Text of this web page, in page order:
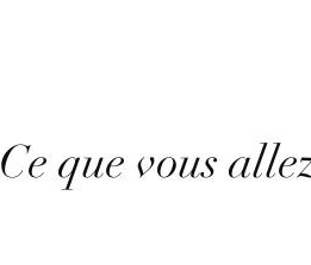
Ce que vous